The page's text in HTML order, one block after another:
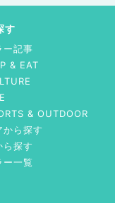
す
ー記事
& EAT
& OUTDOOR
から探す
ら探す
ー一覧